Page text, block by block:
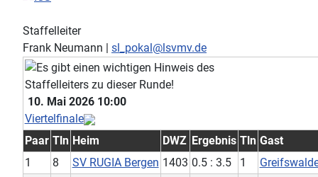
Staffelleiter
Frank Neumann | sl_pokal@lsvmv.de
10. Mai 2026 10:00
Viertelfinale
Paar Tln Heim DWZ Ergebnis Tln Gast
1
8 SV RUGIA Bergen 1403 0.5 : 3.5 1